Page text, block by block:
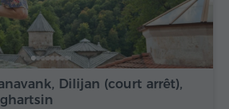
Dilijan (court arrêt),